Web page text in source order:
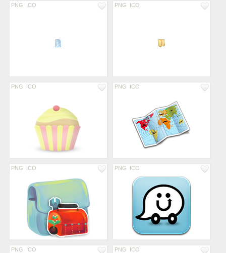
PNG ICO PNG ICO
PNG ICO PNG ICO
PNG ICO PNG ICO
PNG ICO PNG ICO